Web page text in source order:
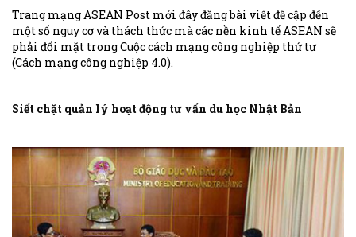
Trang mạng ASEAN Post mới đây đăng bài viết đề cập đến
một số nguy cơ và thách thức mà các nền kinh tế ASEAN sẽ
phải đối mặt trong Cuộc cách mạng công nghiệp thứ tư
(Cách mạng công nghiệp 4.0).
Siết chặt quản lý hoạt động tư vấn du học Nhật Bản